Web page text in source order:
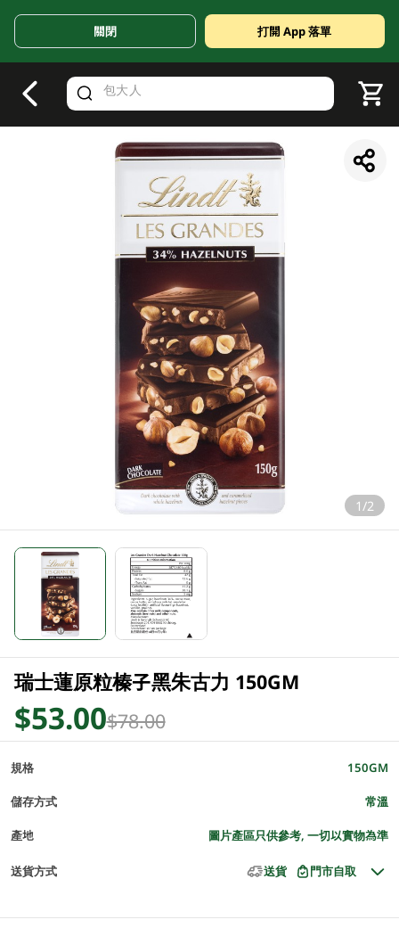
Valid Until 30 June 2026
關閉 打開 App 落單
1/2
瑞士蓮原粒榛子黑朱古力 150GM
$53.00$78.00
規格 150GM
儲存方式 常溫
產地 圖片產區只供參考, 一切以實物為準
送貨方式 送貨 門市自取